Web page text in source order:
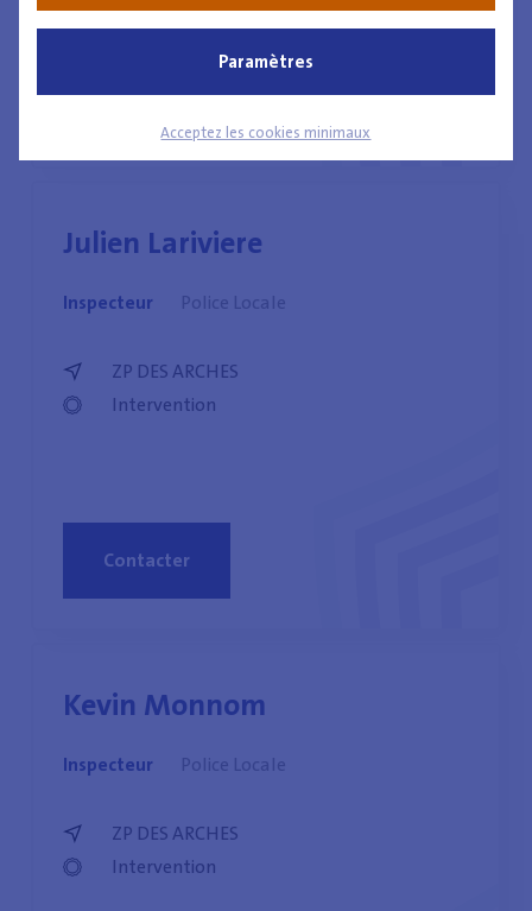
Paramètres
Acceptez les cookies minimaux
Contacter
Julien Lariviere
Inspecteur Police Locale
ZP DES ARCHES
Intervention
Contacter
Kevin Monnom
Inspecteur Police Locale
ZP DES ARCHES
Intervention